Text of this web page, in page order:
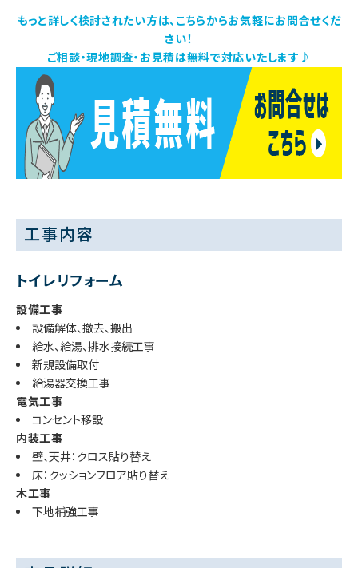
もっと詳しく検討されたい方は、こちらからお気軽にお問合せくだ
さい！
ご相談・現地調査・お見積は無料で対応いたします♪
工事内容
トイレリフォーム
設備工事
設備解体、撤去、搬出
給水、給湯、排水接続工事
新規設備取付
給湯器交換工事
電気工事
コンセント移設
内装工事
壁、天井：クロス貼り替え
床：クッションフロア貼り替え
木工事
下地補強工事